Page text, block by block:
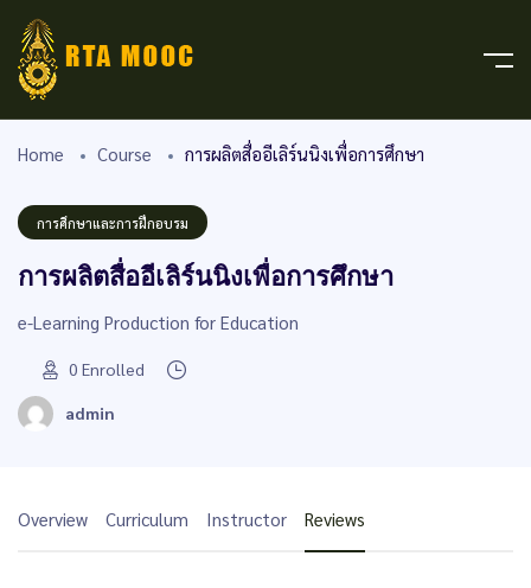
Home Course การผลิตสื่ออีเลิร์นนิงเพื่อการศึกษา
การศึกษาและการฝึกอบรม
การผลิตสื่ออีเลิร์นนิงเพื่อการศึกษา
e-Learning Production for Education
0 Enrolled
admin
Overview Curriculum Instructor Reviews